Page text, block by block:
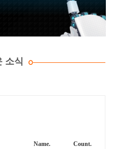
소식
Name. Count.